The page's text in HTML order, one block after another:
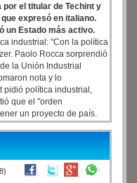
por el titular de Techint y
que expresó en italiano.
un Estado más activo.
industrial: "Con la política
Paolo Rocca sorprendió
la Unión Industrial
nota y lo
pidió política industrial,
que el "orden
un proyecto de país.
credo libertario. "Con la
monetaria no se